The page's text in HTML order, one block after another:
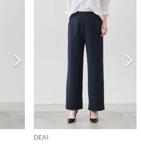
DEAI